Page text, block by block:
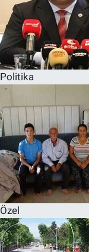
Politika
Özel